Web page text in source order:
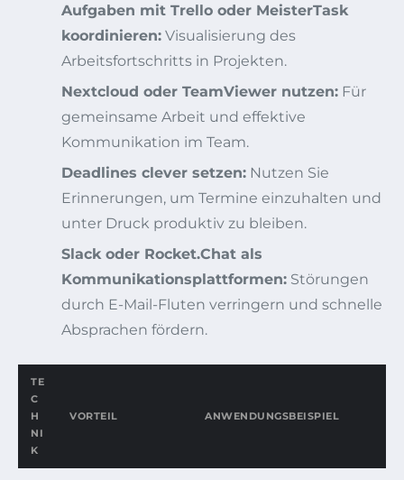
Aufgaben mit Trello oder MeisterTask
koordinieren: Visualisierung des
Arbeitsfortschritts in Projekten.
Nextcloud oder TeamViewer nutzen: Für
gemeinsame Arbeit und effektive
Kommunikation im Team.
Deadlines clever setzen: Nutzen Sie
Erinnerungen, um Termine einzuhalten und
unter Druck produktiv zu bleiben.
Slack oder Rocket.Chat als
Kommunikationsplattformen: Störungen
durch E-Mail-Fluten verringern und schnelle
Absprachen fördern.
TE
C
H
NI
K
VORTEIL ANWENDUNGSBEISPIEL